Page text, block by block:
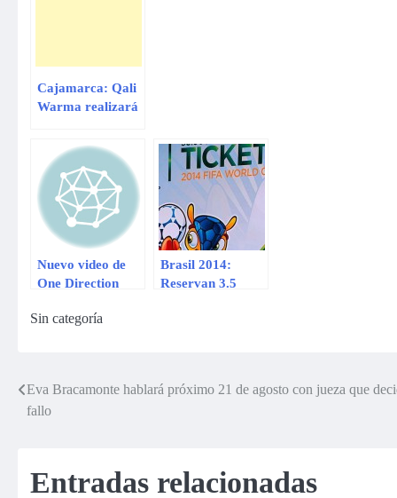
Cajamarca: Qali
Warma realizará
de compra de
alimentos
Nuevo video de
One Direction
millones de vistas
Brasil 2014:
Reservan 3.5
Sin categoría
Navegación
Eva Bracamonte hablará próximo 21 de agosto con jueza que
fallo
Entradas relacionadas